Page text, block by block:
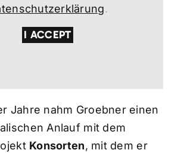
.
I ACCEPT
Jahre nahm Groebner einen
Anlauf mit dem
Konsorten, mit dem er